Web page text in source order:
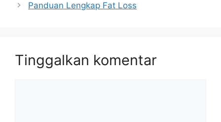
Panduan Lengkap Fat Loss
Tinggalkan komentar